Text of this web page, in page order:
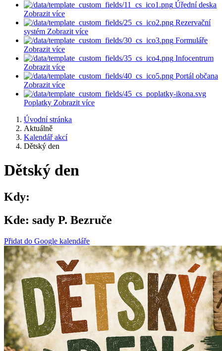
Úřední deska
Zobrazit více
Rezervační
systém Zobrazit více
Formuláře
Zobrazit více
Infocentrum
Zobrazit více
Portál občana
Zobrazit více
Poplatky Zobrazit více
Úvodní stránka
Aktuálně
Kalendář akcí
Dětský den
Dětský den
Kdy:
Kde: sady P. Bezruče
Přidat do Google kalendáře